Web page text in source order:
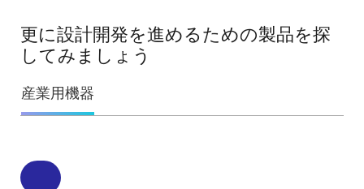
更に設計開発を進めるための製品を探
してみましょう
産業用機器